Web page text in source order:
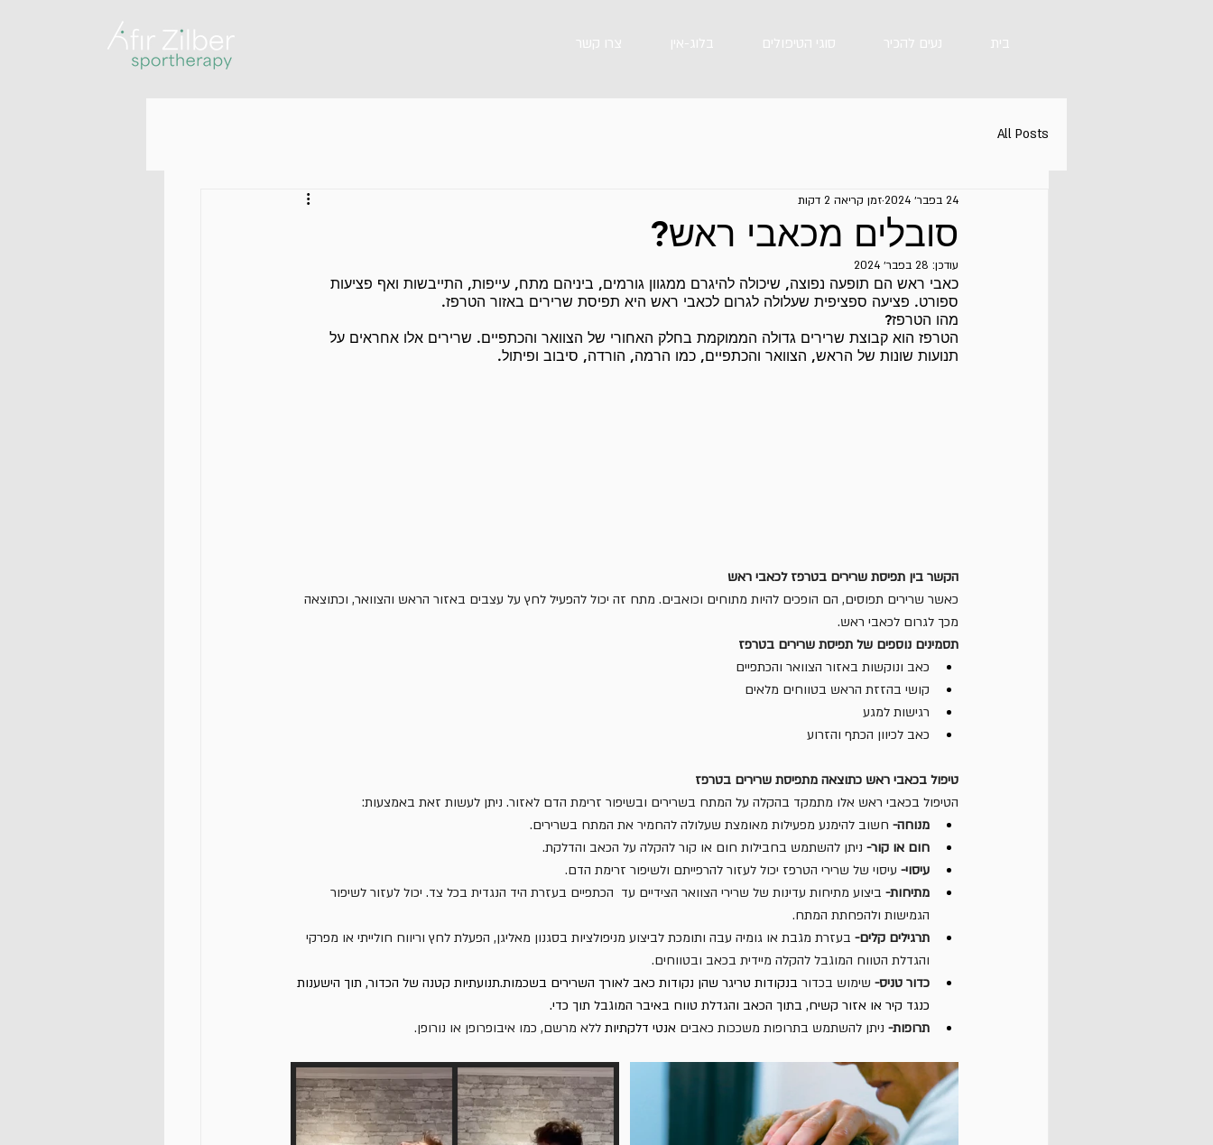
בית נעים להכיר סוגי הטיפולים בלוג-אין צרו קשר
All Posts
סובלים מכאבי ראש?
24 בפבר׳ 2024 זמן קריאה 2 דקות
עודכן: 28 בפבר׳ 2024
כאבי ראש הם תופעה נפוצה, שיכולה להיגרם ממגוון גורמים, ביניהם מתח, עייפות, התייבשות ואף פציעות
ספורט. פציעה ספציפית שעלולה לגרום לכאבי ראש היא תפיסת שרירים באזור הטרפז.
מהו הטרפז?
הטרפז הוא קבוצת שרירים גדולה הממוקמת בחלק האחורי של הצוואר והכתפיים. שרירים אלו אחראים על
תנועות שונות של הראש, הצוואר והכתפיים, כמו הרמה, הורדה, סיבוב ופיתול.
הקשר בין תפיסת שרירים בטרפז לכאבי ראש
כאשר שרירים תפוסים, הם הופכים להיות מתוחים וכואבים. מתח זה יכול להפעיל לחץ על עצבים באזור הראש והצוואר, וכתוצאה
מכך לגרום לכאבי ראש.
תסמינים נוספים של תפיסת שרירים בטרפז
כאב ונוקשות באזור הצוואר והכתפיים
קושי בהזזת הראש בטווחים מלאים
רגישות למגע
כאב לכיוון הכתף והזרוע
טיפול בכאבי ראש כתוצאה מתפיסת שרירים בטרפז
הטיפול בכאבי ראש אלו מתמקד בהקלה על המתח בשרירים ובשיפור זרימת הדם לאזור. ניתן לעשות זאת באמצעות:
מנוחה- חשוב להימנע מפעילות מאומצת שעלולה להחמיר את המתח בשרירים.
חום או קור- ניתן להשתמש בחבילות חום או קור להקלה על הכאב והדלקת.
עיסוי- עיסוי של שרירי הטרפז יכול לעזור להרפייתם ולשיפור זרימת הדם.
מתיחות- ביצוע מתיחות עדינות של שרירי הצוואר הצידיים עד  הכתפיים בעזרת היד הנגדית בכל צד. יכול לעזור לשיפור
הגמישות ולהפחתת המתח.
תרגילים קלים- בעזרת מגבת או גומיה עבה ותומכת לביצוע מניפולציות בסגנון מאליגן, הפעלת לחץ וריווח חולייתי או מפרקי
והגדלת הטווח המוגבל להקלה מיידית בכאב ובטווחים.
כדור טניס- שימוש בכדור בנקודות טריגר שהן נקודות כאב לאורך השרירים בשכמות.תנועתיות קטנה של הכדור, תוך הישענות
כנגד קיר או אזור קשיח, בתוך הכאב והגדלת טווח באיבר המוגבל תוך כדי.
תרופות- ניתן להשתמש בתרופות משככות כאבים אנטי דלקתיות ללא מרשם, כמו איבופרופן או נורופן.